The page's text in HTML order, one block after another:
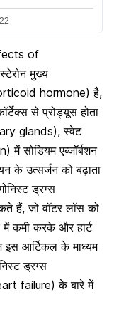
of
मुख्य
hormone) है,
से प्रोड्यूस होता
glands), स्वेट
सोडियम एब्जॉर्बशन
के उत्सर्जन को बढ़ाता
ड्रग्स
हैं, जो वॉटर लॉस को
कमी करके और हार्ट
आर्टिकल के माध्यम
ड्रग्स
failure) के बारे में